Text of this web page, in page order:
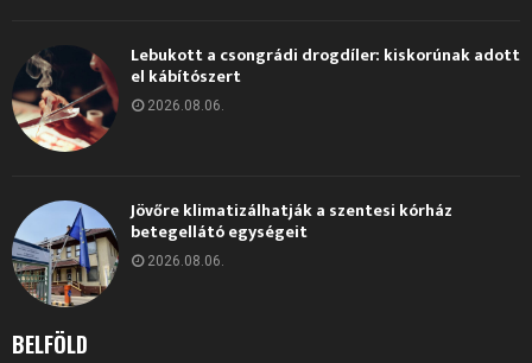
Lebukott a csongrádi drogdíler: kiskorúnak adott
el kábítószert
2026.08.06.
Jövőre klimatizálhatják a szentesi kórház
betegellátó egységeit
2026.08.06.
BELFÖLD